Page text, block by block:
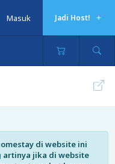
Jadi Host!
Masuk
di website ini
artinya jika di website